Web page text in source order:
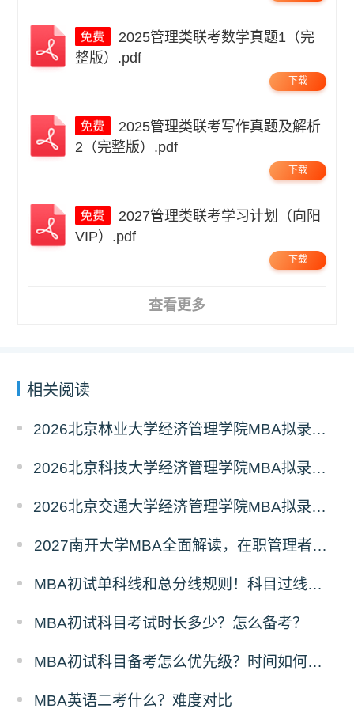
整版）.pdf
下载
2（完整版）.pdf
下载
VIP）.pdf
下载
查看更多
相关阅读
2026北京林业大学经济管理学院MBA拟录取分析解读
2026北京科技大学经济管理学院MBA拟录取分析解读
2026北京交通大学经济管理学院MBA拟录取分析解读
2027南开大学MBA全面解读，在职管理者择校优选
MBA初试单科线和总分线规则！科目过线标准
MBA初试科目考试时长多少？怎么备考？
MBA初试科目备考怎么优先级？时间如何分配？
MBA英语二考什么？难度对比